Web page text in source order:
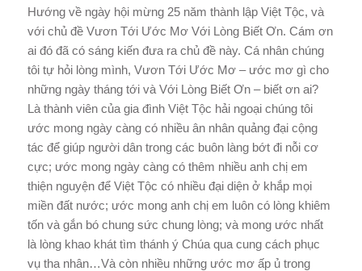
Hướng về ngày hội mừng 25 năm thành lập Việt Tộc, và
với chủ đề Vươn Tới Ước Mơ Với Lòng Biết Ơn. Cám ơn
ai đó đã có sáng kiến đưa ra chủ đề này. Cá nhân chúng
tôi tự hỏi lòng mình, Vươn Tới Ước Mơ – ước mơ gì cho
những ngày tháng tới và Với Lòng Biết Ơn – biết ơn ai?
Là thành viên của gia đình Việt Tộc hải ngoại chúng tôi
ước mong ngày càng có nhiều ân nhân quảng đại cộng
tác để giúp người dân trong các buôn làng bớt đi nỗi cơ
cực; ước mong ngày càng có thêm nhiều anh chị em
thiện nguyện để Việt Tộc có nhiều đại diện ở khắp mọi
miền đất nước; ước mong anh chị em luôn có lòng khiêm
tốn và gắn bó chung sức chung lòng; và mong ước nhất
là lòng khao khát tìm thánh ý Chúa qua cung cách phục
vụ tha nhân…Và còn nhiều những ước mơ ấp ủ trong